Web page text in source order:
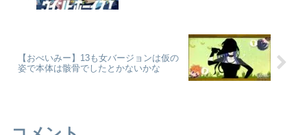
【おべいみー】13も女バージョンは仮の
姿で本体は骸骨でしたとかないかな